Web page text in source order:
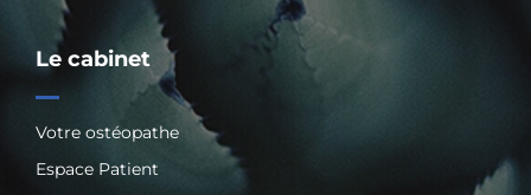
Le cabinet
Votre ostéopathe
Espace Patient